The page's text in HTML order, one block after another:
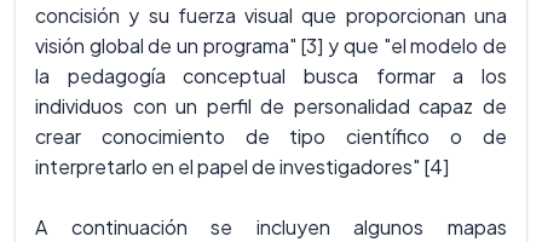
concisión y su fuerza visual que proporcionan una
visión global de un programa" [3] y que "el modelo de
la pedagogía conceptual busca formar a los
individuos con un perfil de personalidad capaz de
crear conocimiento de tipo científico o de
interpretarlo en el papel de investigadores" [4]
A continuación se incluyen algunos mapas